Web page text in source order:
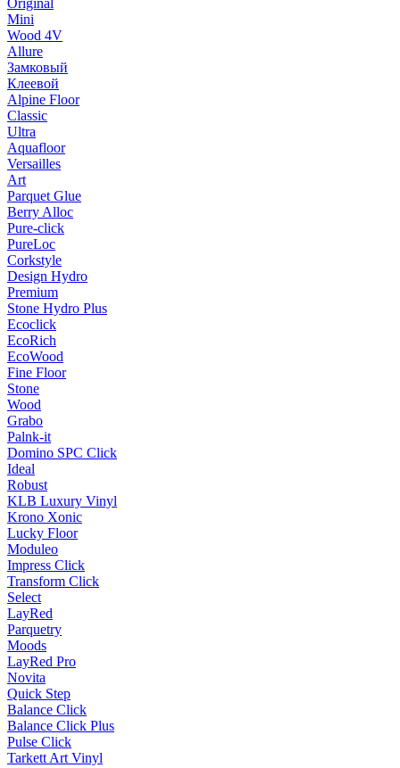
Original
Mini
Wood 4V
Allure
Замковый
Клеевой
Alpine Floor
Classic
Ultra
Aquafloor
Versailles
Art
Parquet Glue
Berry Alloc
Pure-click
PureLoc
Corkstyle
Design Hydro
Premium
Stone Hydro Plus
Ecoclick
EcoRich
EcoWood
Fine Floor
Stone
Wood
Grabo
Palnk-it
Domino SPC Click
Ideal
Robust
KLB Luxury Vinyl
Krono Xonic
Lucky Floor
Moduleo
Impress Click
Transform Click
Select
LayRed
Parquetry
Moods
LayRed Pro
Novita
Quick Step
Balance Click
Balance Click Plus
Pulse Click
Tarkett Art Vinyl